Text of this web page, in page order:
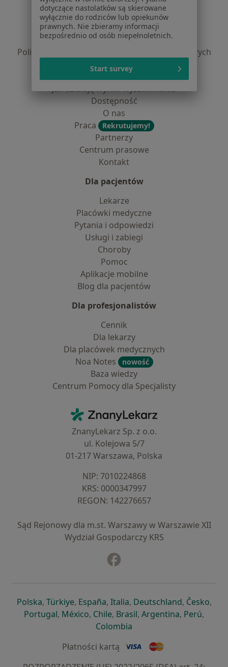
Regulamin
Polityka prywatności pacjentów
Polityka prywatności profesjonalistów
Polityka prywatności dla profesjonalistów, których
dane pozyskaliśmy samodzielnie
Polityka cookies
Jak działają wyniki wyszukiwania
Dostępność
O nas
Praca
Rekrutujemy!
Partnerzy
Centrum prasowe
Kontakt
Dla pacjentów
Lekarze
Placówki medyczne
Pytania i odpowiedzi
Usługi i zabiegi
Choroby
Pomoc
Aplikacje mobilne
Blog dla pacjentów
Dla profesjonalistów
Cennik
Dla lekarzy
Dla placówek medycznych
Noa Notes
nowość
Baza wiedzy
Centrum Pomocy dla Specjalisty
ZnanyLekarz - Strona główna
ZnanyLekarz Sp. z o.o.
ul. Kolejowa 5/7
01-217 Warszawa, Polska
NIP: ⁠7010224868
KRS: ⁠0000347997
REGON: ⁠142276657
Sąd Rejonowy dla m.st. Warszawy w Warszawie XII
Wydział Gospodarczy KRS
Polskaotwiera się w nowej karcie
, Türkiyeotwiera się w nowej karcie
, Españaotwiera się w nowej karcie
, Italiaotwiera się w nowej
, Deutschlandotwiera się
, Česko,
Portugalotwiera się w nowej karcie
, Méxicootwiera się w nowej karcie
, Chileotwiera się w nowej karcie
, Brasilotwiera się w nowej
, Argentinaotwiera się
, Perú,
Colombia
Płatności kartą
dotyczące nastolatków są skierowane
wyłącznie do rodziców lub opiekunów
prawnych. Nie zbieramy informacji
bezpośrednio od osób niepełnoletnich.
Start survey